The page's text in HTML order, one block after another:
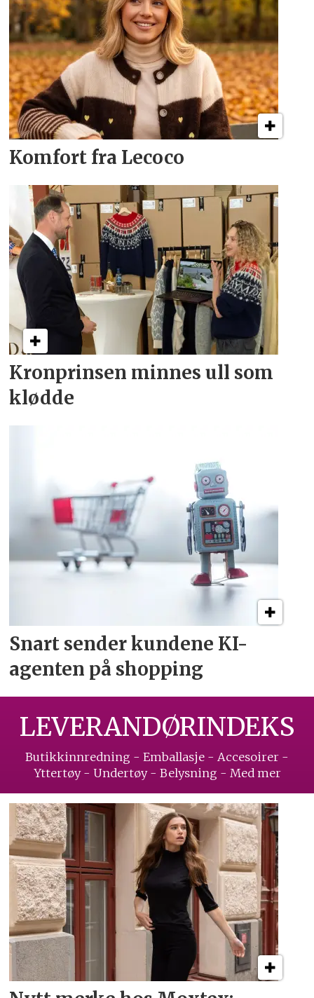
Komfort fra Lecoco
Kronprinsen minnes ull som
klødde
Snart sender kundene KI-
agenten på shopping
LEVERANDØRINDEKS
Butikkinnredning - Emballasje - Accesoirer -
Yttertøy - Undertøy - Belysning - Med mer